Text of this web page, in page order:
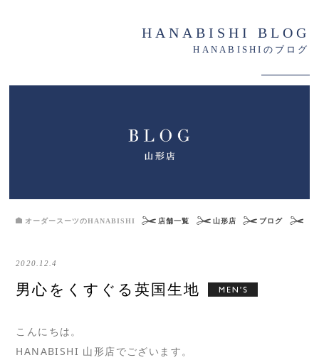
HANABISHI BLOG
HANABISHIのブログ
オーダースーツのHANABISHI 店舗一覧 山形店 ブログ
2020.12.4
男心をくすぐる英国生地
こんにちは。
HANABISHI 山形店でございます。